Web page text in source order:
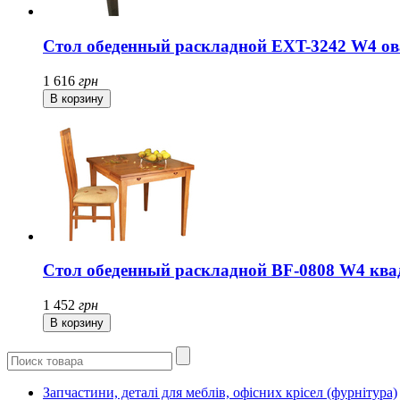
Стол обеденный раскладной EXT-3242 W4
1 616 грн
Стол обеденный раскладной BF-0808 W4
1 452 грн
Запчастини, деталі для меблів, офісних крісел (фурнітура)